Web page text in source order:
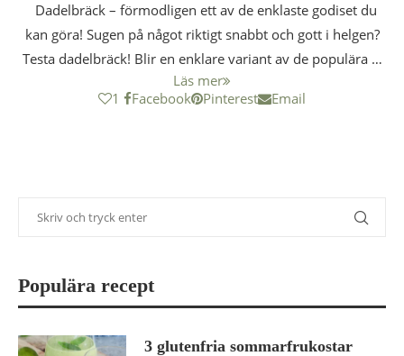
Dadelbräck – förmodligen ett av de enklaste godiset du
kan göra! Sugen på något riktigt snabbt och gott i helgen?
Testa dadelbräck! Blir en enklare variant av de populära …
Läs mer
1
Facebook Pinterest Email
Populära recept
3 glutenfria sommarfrukostar